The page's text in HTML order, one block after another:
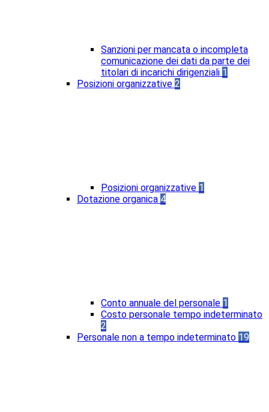
Sanzioni per mancata o incompleta
comunicazione dei dati da parte dei
titolari di incarichi dirigenziali 1
Posizioni organizzative 2
Posizioni organizzative 1
Dotazione organica 4
Conto annuale del personale 1
Costo personale tempo indeterminato
2
Personale non a tempo indeterminato 19